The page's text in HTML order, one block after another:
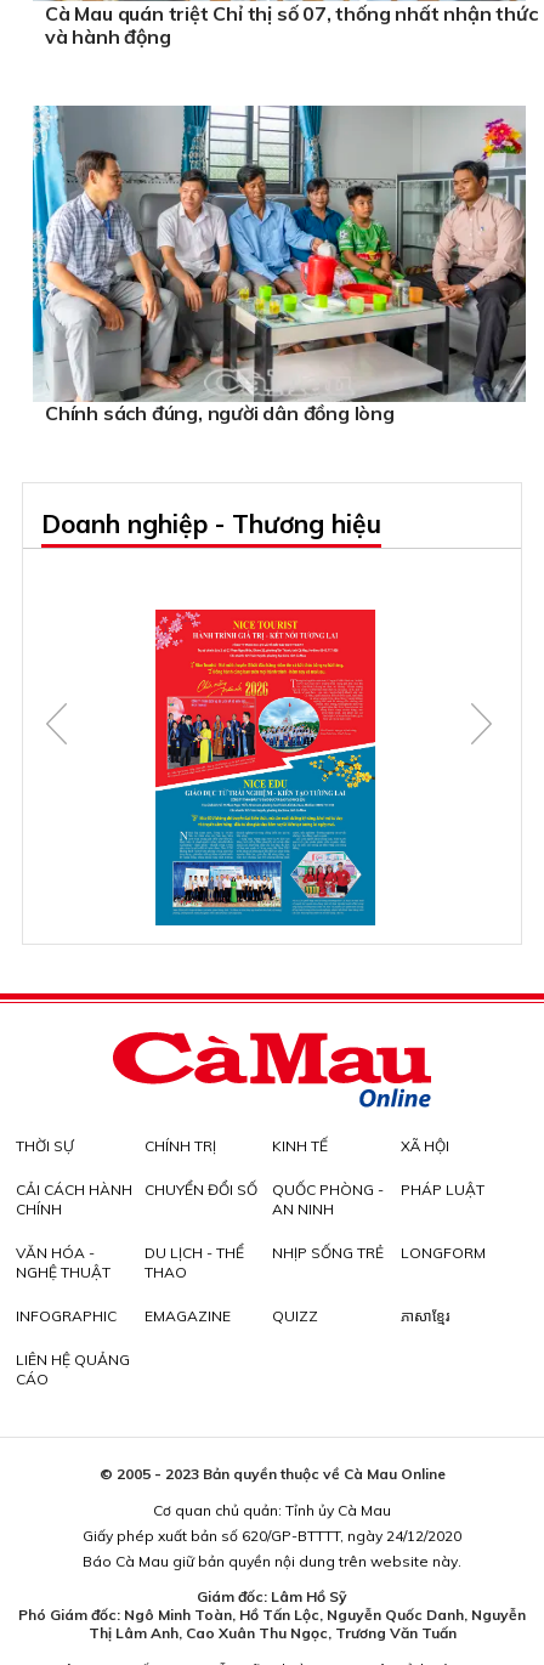
Cà Mau quán triệt Chỉ thị số 07, thống nhất nhận thức
và hành động
Chính sách đúng, người dân đồng lòng
Doanh nghiệp - Thương hiệu
THỜI SỰ CHÍNH TRỊ KINH TẾ XÃ HỘI
CẢI CÁCH HÀNH
CHÍNH
CHUYỂN ĐỔI SỐ
QUỐC PHÒNG -
AN NINH
PHÁP LUẬT
VĂN HÓA -
NGHỆ THUẬT
DU LỊCH - THỂ
THAO
NHỊP SỐNG TRẺ LONGFORM
INFOGRAPHIC EMAGAZINE QUIZZ ភាសាខ្មែរ
LIÊN HỆ QUẢNG
CÁO
© 2005 - 2023 Bản quyền thuộc về Cà Mau Online
Cơ quan chủ quản: Tỉnh ủy Cà Mau
Giấy phép xuất bản số 620/GP-BTTTT, ngày 24/12/2020
Báo Cà Mau giữ bản quyền nội dung trên website này.
Giám đốc: Lâm Hồ Sỹ
Phó Giám đốc: Ngô Minh Toàn, Hồ Tấn Lộc, Nguyễn Quốc Danh, Nguyễn
Thị Lâm Anh, Cao Xuân Thu Ngọc, Trương Văn Tuấn